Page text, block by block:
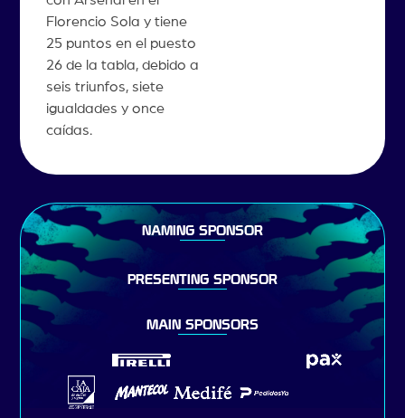
Florencio Sola y tiene
25 puntos en el puesto
26 de la tabla, debido a
seis triunfos, siete
igualdades y once
caídas.
NAMING SPONSOR
PRESENTING SPONSOR
MAIN SPONSORS